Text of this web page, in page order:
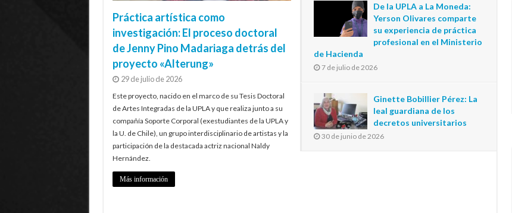
Práctica artística como
investigación: El proceso doctoral
de Jenny Pino Madariaga detrás del
proyecto «Alterung»
29 de julio de 2026
Este proyecto, nacido en el marco de su Tesis Doctoral
de Artes Integradas de la UPLA y que realiza junto a su
compañía Soporte Corporal (exestudiantes de la UPLA y
la U. de Chile), un grupo interdisciplinario de artistas y la
participación de la destacada actriz nacional Naldy
Hernández.
Más información
De la UPLA a La Moneda:
Yerson Olivares comparte
su experiencia de práctica
profesional en el Ministerio
de Hacienda
7 de julio de 2026
Ginette Bobillier Pérez: La
leal guardiana de los
decretos universitarios
30 de junio de 2026